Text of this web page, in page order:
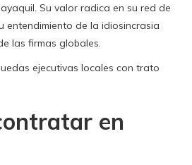
Su valor radica en su red de
entendimiento de la idiosincrasia
las firmas globales.
ejecutivas locales con trato
en